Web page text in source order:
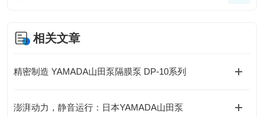
相关文章
精密制造 YAMADA山田泵隔膜泵 DP-10系列
澎湃动力，静音运行：日本YAMADA山田泵